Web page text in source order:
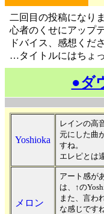
二回目の投稿になり
心者のくせにアップ
ドバイス、感想くだ
…タイトルにはちょ
●ダ
Yoshioka
レインの高
元にした曲
すね。
エレピとは
メロン
アート感が
は、↑の
また、言わ
な感じです